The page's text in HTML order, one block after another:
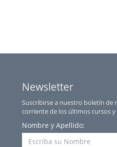
Newsletter
Suscribirse a nuestro boletín de
corriente de los últimos cursos
Nombre y Apellido: